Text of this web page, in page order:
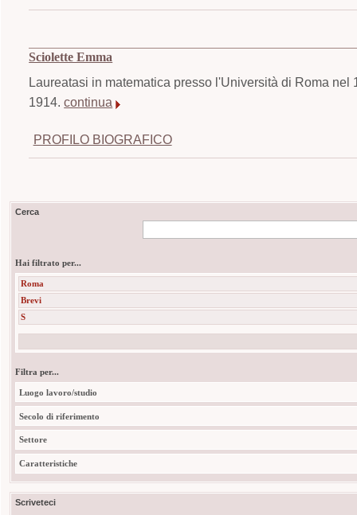
Sciolette Emma
Laureatasi in matematica presso l'Università di Roma
1914.continua
PROFILO BIOGRAFICO
Cerca
Hai filtrato per...
Roma
Brevi
S
Filtra per...
Luogo lavoro/studio
Secolo di riferimento
Settore
Caratteristiche
Scriveteci